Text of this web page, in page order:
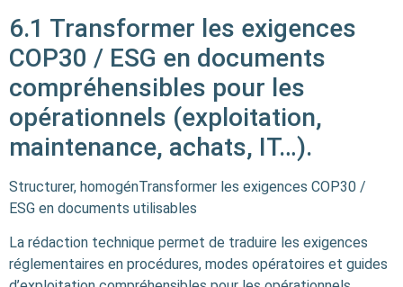
6.1 Transformer les exigences
COP30 / ESG en documents
compréhensibles pour les
opérationnels (exploitation,
maintenance, achats, IT…).
Structurer, homogénTransformer les exigences COP30 /
ESG en documents utilisables
La rédaction technique permet de traduire les exigences
réglementaires en procédures, modes opératoires et guides